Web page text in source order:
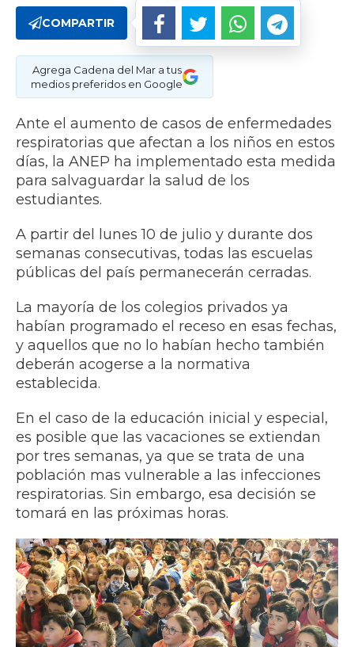
COMPARTIR
Agrega Cadena del Mar a tus
medios preferidos en Google
Ante el aumento de casos de enfermedades
respiratorias que afectan a los niños en estos
días, la ANEP ha implementado esta medida
para salvaguardar la salud de los
estudiantes.
A partir del lunes 10 de julio y durante dos
semanas consecutivas, todas las escuelas
públicas del país permanecerán cerradas.
La mayoría de los colegios privados ya
habían programado el receso en esas fechas,
y aquellos que no lo habían hecho también
deberán acogerse a la normativa
establecida.
En el caso de la educación inicial y especial,
es posible que las vacaciones se extiendan
por tres semanas, ya que se trata de una
población mas vulnerable a las infecciones
respiratorias. Sin embargo, esa decisión se
tomará en las próximas horas.